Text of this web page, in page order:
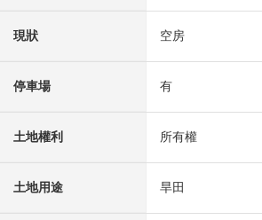
現狀 空房
停車場 有
土地權利 所有權
土地用途 旱田